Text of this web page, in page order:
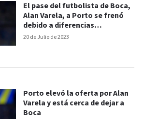
20 de Julio de 2023
El pase del futbolista de Boca,
Alan Varela, a Porto se frenó
debido a diferencias
económicas
Porto elevó la oferta por Alan
Varela y está cerca de dejar a
Boca